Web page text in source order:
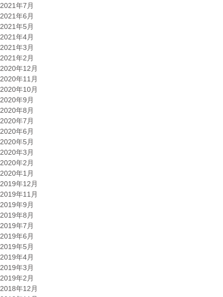
2021年7月
2021年6月
2021年5月
2021年4月
2021年3月
2021年2月
2020年12月
2020年11月
2020年10月
2020年9月
2020年8月
2020年7月
2020年6月
2020年5月
2020年3月
2020年2月
2020年1月
2019年12月
2019年11月
2019年9月
2019年8月
2019年7月
2019年6月
2019年5月
2019年4月
2019年3月
2019年2月
2018年12月